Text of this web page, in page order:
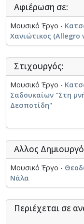
Αφιέρωση σε:
Μουσικό Έργο -
Χανιώτικος (Allegro
Στιχουργός:
Μουσικό Έργο -
Σαδουκαίων "Στη
Δεσποτίδη"
Αλλος
Μουσικό Έργο -
Νάλα
Περιέχεται σε